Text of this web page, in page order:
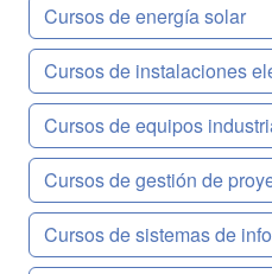
Cursos de energía solar
Cursos de instalaciones
Cursos de equipos
Cursos de gestión de
Cursos de sistemas de